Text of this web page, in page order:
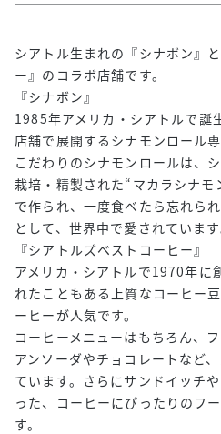
シアトル生まれの『シナボン』
ー』のコラボ店舗です。
『シナボン』
1985年アメリカ・シアトルで誕
店舗で展開するシナモンロール専
こだわりのシナモンロールは、
栽培・精製された“マカラシナ
で作られ、一度食べたら忘れら
として、世界中で愛されています
『シアトルズベストコーヒー』
アメリカ・シアトルで1970年に
れたこともある上質なコーヒー
ーヒーが人気です。
コーヒーメニューはもちろん、
アンソーダやチョコレートなど
ています。さらにサンドイッチ
った、コーヒーにぴったりのフ
す。